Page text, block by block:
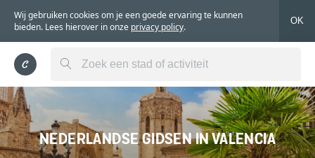
Wij gebruiken cookies om je een goede ervaring te kunnen
bieden. Lees hierover in onze privacy policy.
OK
NEDERLANDSE GIDSEN IN VALENCIA